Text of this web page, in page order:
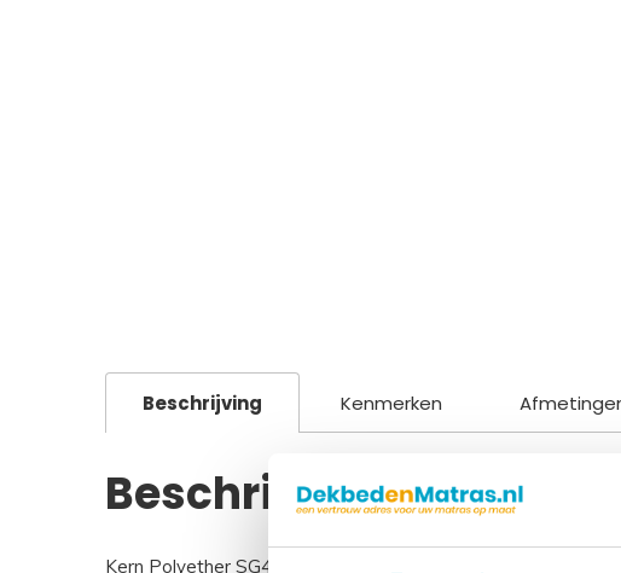
Beschrijving Kenmerken
Beschrijving
Kern Polyether SG40 Hoogte 16 cm Afritsbare uitwasbare